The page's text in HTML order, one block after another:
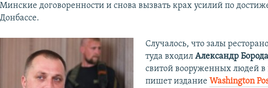
Минские договоренности и снова вызвать крах усилий по
Донбассе.
Случалось, что залы
туда входил Александр
свитой вооруженных людей
пишет издание Washington